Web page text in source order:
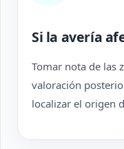
Si la avería
Tomar nota de las
valoración
localizar el origen